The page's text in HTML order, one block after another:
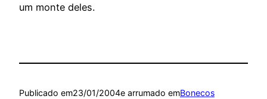
um monte deles.
Publicado em23/01/2004e arrumado emBonecos